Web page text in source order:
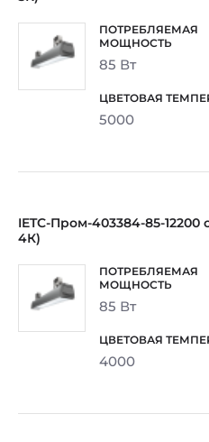
85 Вт
5000
IETC-Пром-403384-85-12200
4К)
85 Вт
4000